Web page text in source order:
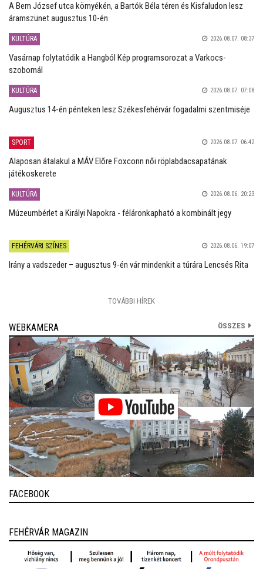
A Bem József utca környékén, a Bartók Béla téren és Kisfaludon lesz
áramszünet augusztus 10-én
KULTÚRA 2026.08.07. 08:37
Vasárnap folytatódik a Hangból Kép programsorozat a Varkocs-
szobornál
KULTÚRA 2026.08.07. 07:08
Augusztus 14-én pénteken lesz Székesfehérvár fogadalmi szentmiséje
SPORT 2026.08.07. 06:42
Alaposan átalakul a MÁV Előre Foxconn női röplabdacsapatának
játékoskerete
KULTÚRA 2026.08.06. 20:23
Múzeumbérlet a Királyi Napokra - féláronkapható a kombinált jegy
FEHÉRVÁRI SZÍNES 2026.08.06. 19:07
Irány a vadszeder – augusztus 9-én vár mindenkit a túrára Lencsés Rita
TOVÁBBI HÍREK
WEBKAMERA ÖSSZES
FACEBOOK
FEHÉRVÁR MAGAZIN